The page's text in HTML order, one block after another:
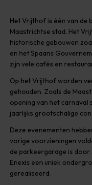
Het Vrijthof is één van de
Maastrichtse stad. Het
historische gebouwen
en het Spaans
zijn vele cafés en
Op het Vrijthof worden
gehouden. Zoals de
opening van het carnaval
jaarlijks grootschalige
Deze evenementen
vorige voorzieningen
de parkeergarage is door
Enexis een uniek
gerealiseerd.